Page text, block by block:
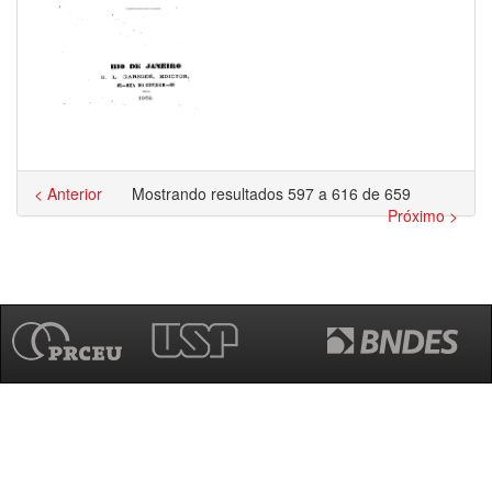
Mostrando resultados 597 a 616 de 659
< Anterior
Próximo >